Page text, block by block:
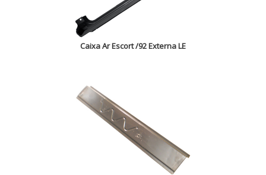
Caixa Ar Escort /92 Externa LE